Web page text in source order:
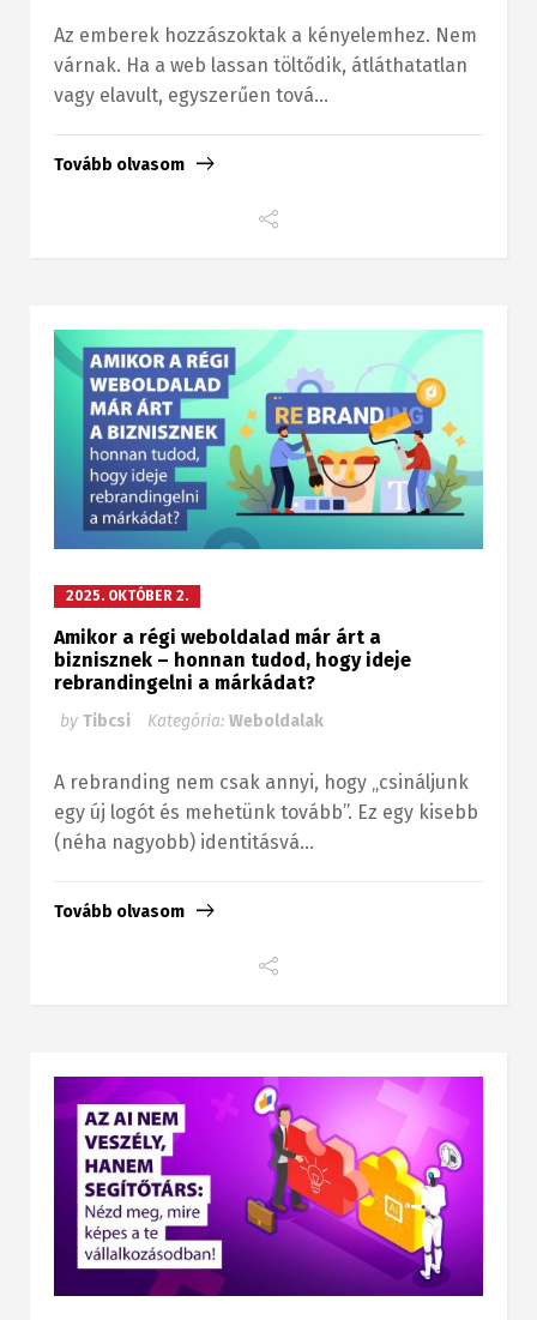
Az emberek hozzászoktak a kényelemhez. Nem
várnak. Ha a web lassan töltődik, átláthatatlan
vagy elavult, egyszerűen tová...
Tovább olvasom
2025. OKTÓBER 2.
Amikor a régi weboldalad már árt a
biznisznek – honnan tudod, hogy ideje
rebrandingelni a márkádat?
by Tibcsi Kategória: Weboldalak
A rebranding nem csak annyi, hogy „csináljunk
egy új logót és mehetünk tovább”. Ez egy kisebb
(néha nagyobb) identitásvá...
Tovább olvasom